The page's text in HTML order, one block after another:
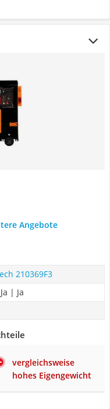
Angebote
210369F3
| Ja
vergleichsweise
hohes Eigengewicht